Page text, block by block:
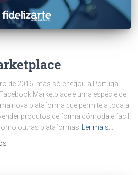
de 2016, mas só chegou a Portugal
Marketplace é uma espécie de
nova plataforma que permite a toda a
produtos de forma cómoda e fácil.
outras plataformas Ler mais…